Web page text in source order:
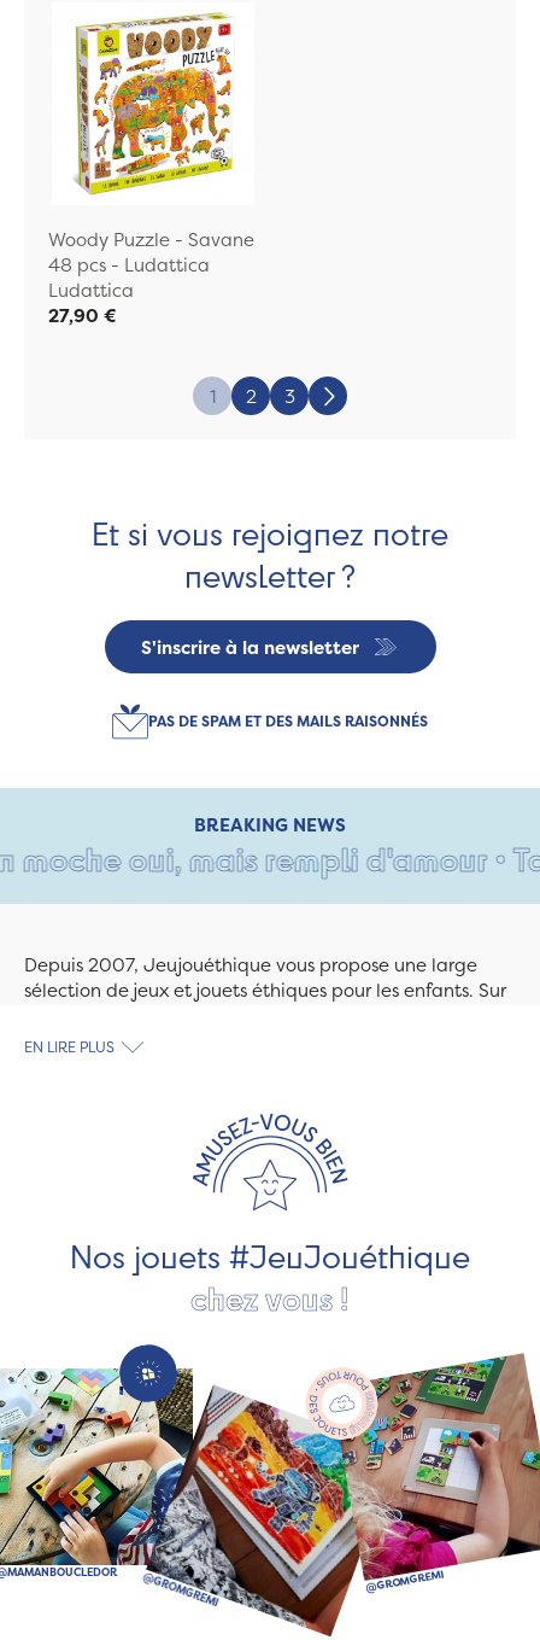
Woody Puzzle - Savane
48 pcs - Ludattica
Ludattica
27,90 €
1 2 3 Suivant
Et si vous rejoignez notre
newsletter ?
S'inscrire à la newsletter
PAS DE SPAM ET DES MAILS RAISONNÉS
BREAKING NEWS
oui, mais rempli d'amour •
Depuis 2007, Jeujouéthique vous propose une large
sélection de jeux et jouets éthiques pour les enfants. Sur
découvrez le plus grand choix de jouets en bois
les jeux et jouets en bois de qualité et engagés dans le
développement durable. Ils nous fabriquent des jouets
pour les jeunes enfants, des jeux d'éveil, des jeux de
société, des jouets d'imitation, des jeux de plein air, ... et
EN LIRE PLUS
Nos jouets #JeuJouéthique
chez vous !